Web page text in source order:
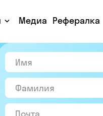
Медиа Рефералка